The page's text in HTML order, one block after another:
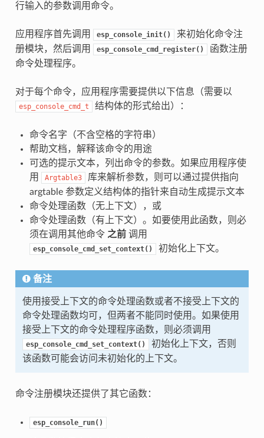
行输入的参数调用命令。
应用程序首先调用 esp_console_init()
来初始化命令注
册模块，然后调用
esp_console_cmd_register()
函数注册
命令处理程序。
对于每个命令，应用程序需要提供以下信息（需要以
esp_console_cmd_t 结构体的形式给出）：
命令名字（不含空格的字符串）
帮助文档，解释该命令的用途
可选的提示文本，列出命令的参数。如果应用程序使
用
Argtable3
库来解析参数，则可以通过提供指向
argtable 参数定义结构体的指针来自动生成提示文本
命令处理函数（无上下文），或
命令处理函数（有上下文）。如要使用此函数，则必
须在调用其他命令 之前调用
esp_console_cmd_set_context() 初始化上下文。
备注
使用接受上下文的命令处理函数或者不接受上下文的
命令处理函数均可，但两者不能同时使用。如果使用
接受上下文的命令处理程序函数，则必须调用
esp_console_cmd_set_context()
初始化上下文，否则
该函数可能会访问未初始化的上下文。
命令注册模块还提供了其它函数：
esp_console_run()